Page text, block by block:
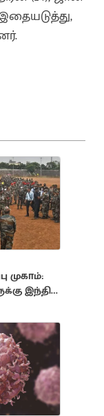
முகாம்:
இந்திய